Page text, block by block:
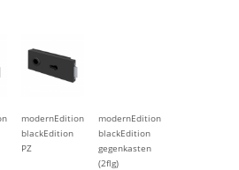
modernEdition
blackEdition
PZ
modernEdition
blackEdition
gegenkasten
(2flg)